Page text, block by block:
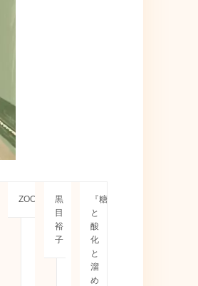
ZOOM
黒
目
裕
子
『糖
と
酸
化
と
溜
め